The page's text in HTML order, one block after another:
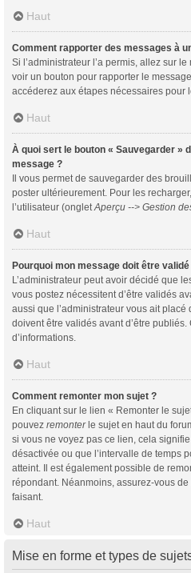
Haut
Comment rapporter des messages à
Si l’administrateur l’a permis, allez sur
voir un bouton pour rapporter le
accéderez aux étapes nécessaires pour
Haut
À quoi sert le bouton « Sauvegarder »
message ?
Il vous permet de sauvegarder des
poster ultérieurement. Pour les
l’utilisateur (ongletAperçu --> Gestion
Haut
Pourquoi mon message doit être validé
L’administrateur peut avoir décidé que
vous postez nécessitent d’être validés
aussi que l’administrateur vous ait
doivent être validés avant d’être
d’informations.
Haut
Comment remonter mon sujet ?
En cliquant sur le lien « Remonter le
pouvez remonterle sujet en haut du
si vous ne voyez pas ce lien, cela
désactivée ou que l’intervalle de temps
atteint. Il est également possible de
répondant. Néanmoins, assurez-vous
faisant.
Haut
Mise en forme et types de